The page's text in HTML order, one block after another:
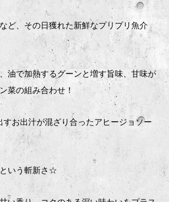
ど、その日獲れた新鮮なプリプリ魚介
油で加熱するグーンと増す旨味、甘味が
菜の組み合わせ！
すお出汁が混ざり合ったアヒージョソー
いう斬新さ☆